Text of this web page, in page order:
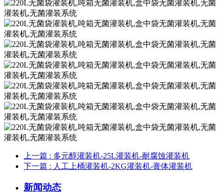
上一篇 : 多元醇灌装机-25L灌装机-耐腐蚀灌装机
下一篇 : 人工上桶灌装机-2KG灌装机-膏体灌装机
新闻动态